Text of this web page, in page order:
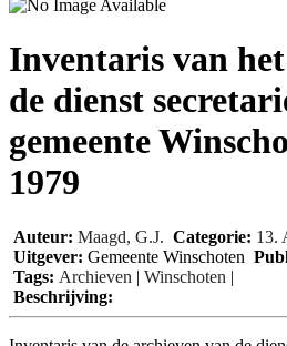
Inventaris van
de dienst
gemeente
1979
Auteur: Maagd, G.J. Categorie: 13.
Uitgever: Gemeente Winschoten
Tags: Archieven | Winschoten |
Beschrijving: